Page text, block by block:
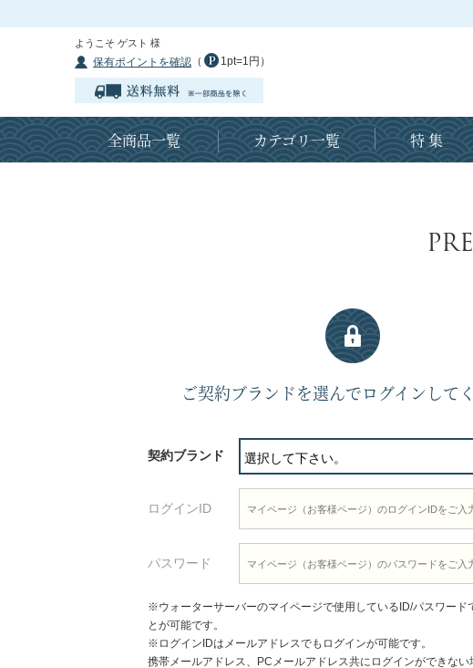
ようこそ ゲスト 様
保有ポイントを確認 （ 1pt=1円）
全商品一覧 カテゴリ一覧 特 集
ご契約ブランドを選んでログインして
契約ブランド
ログインID
パスワード
※ウォーターサーバーのマイページで使用しているID/パスワード
とが可能です。
※ログインIDはメールアドレスでもログインが可能です。
携帯メールアドレス、PCメールアドレス共にログインができない